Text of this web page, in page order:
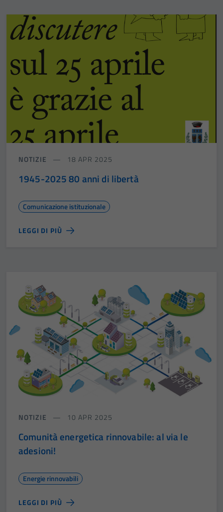
NOTIZIE 18 APR 2025
1945-2025 80 anni di libertà
Comunicazione istituzionale
LEGGI DI PIÙ
NOTIZIE 10 APR 2025
Comunità energetica rinnovabile: al via le
adesioni!
Energie rinnovabili
LEGGI DI PIÙ
Tecnici
Questi cookie
essere